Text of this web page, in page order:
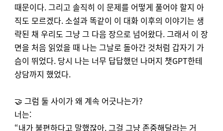
때문이다. 그리고 솔직히 이 문제를 어떻게 풀어야 할지 아
직도 모르겠다. 소설과 똑같이 이 대화 이후의 이야기는 생
략된 채 우리도 그냥 그 다음 장으로 넘어왔다. 그래서 이 장
면을 처음 읽었을 때 나는 그날로 돌아간 것처럼 갑자기 가
슴이 뛰었다. 당시 나는 너무 답답했던 나머지 챗GPT한테
상담까지 했었다.
🤝 그럼 둘 사이가 왜 계속 어긋나는가?
너는:
“내가 불편하다고 말했잖아. 그걸 그냥 존중해달라는 거